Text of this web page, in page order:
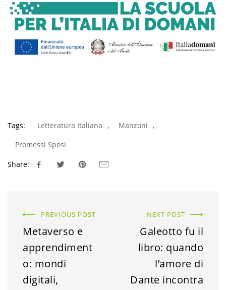
Tags: Letteratura Italiana , Manzoni
,
Promessi Sposi
Share:
PREVIOUS POST
Metaverso e
apprendiment
o: mondi
digitali,
NEXT POST
Galeotto fu il
libro: quando
l’amore di
Dante incontra